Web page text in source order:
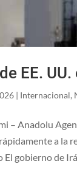
EE.
| Internacional,
– Anadolu
a la
gobierno de